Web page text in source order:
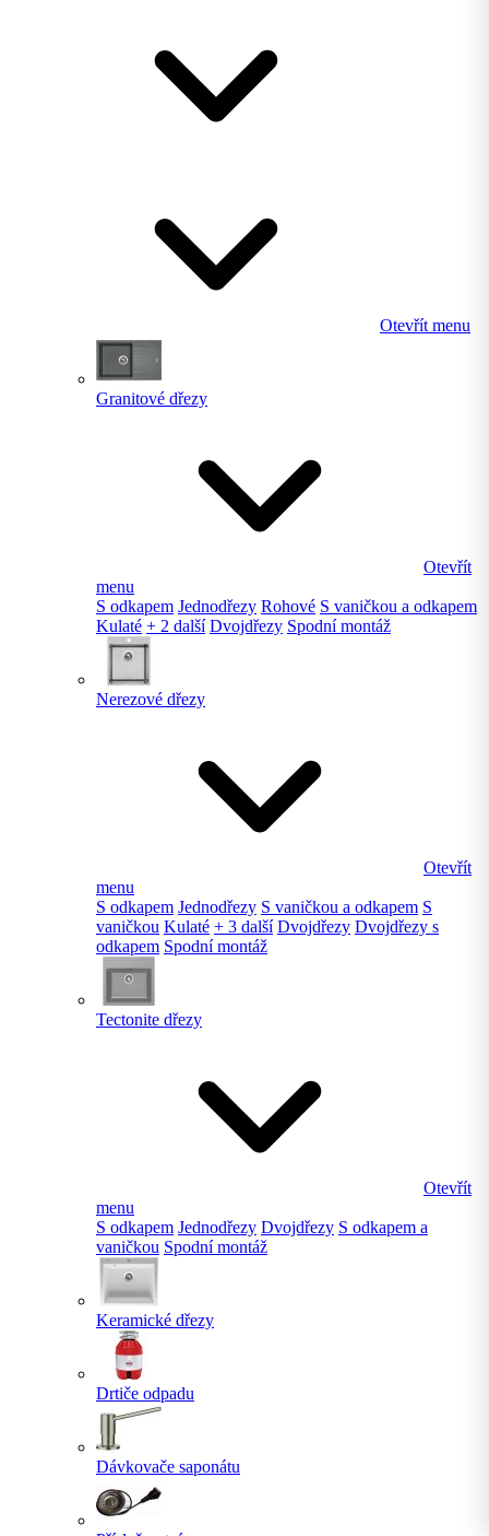
Otevřít menu
Granitové dřezy
Otevřít
menu
S odkapem Jednodřezy Rohové S vaničkou a odkapem
Kulaté + 2 další Dvojdřezy Spodní montáž
Nerezové dřezy
Otevřít
menu
S odkapem Jednodřezy S vaničkou a odkapem S
vaničkou Kulaté + 3 další Dvojdřezy Dvojdřezy s
odkapem Spodní montáž
Tectonite dřezy
Otevřít
menu
S odkapem Jednodřezy Dvojdřezy S odkapem a
vaničkou Spodní montáž
Keramické dřezy
Drtiče odpadu
Dávkovače saponátu